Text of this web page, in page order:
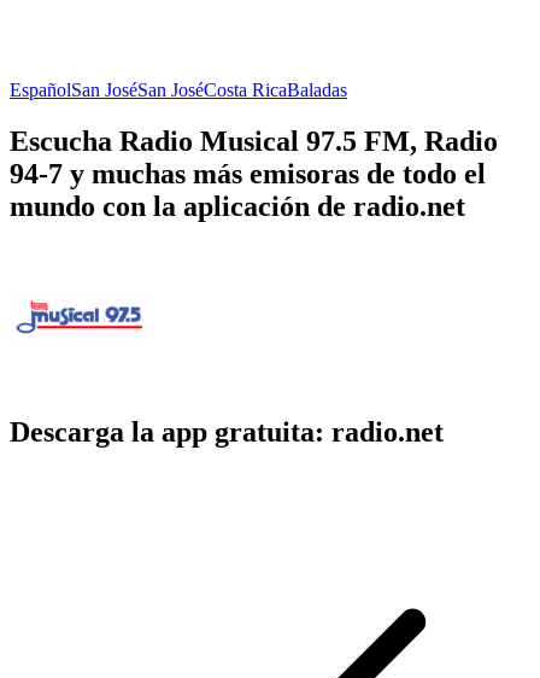
EspañolSan JoséSan JoséCosta RicaBaladas
Escucha Radio Musical 97.5 FM, Radio
94-7 y muchas más emisoras de todo el
mundo con la aplicación de radio.net
Descarga la app gratuita: radio.net